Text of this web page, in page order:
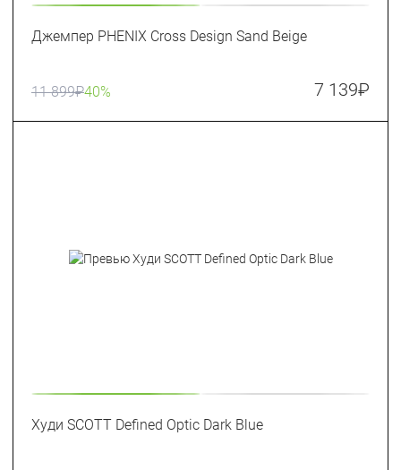
Джемпер PHENIX Cross Design Sand Beige
11 899₽40% 7 139₽
Худи SCOTT Defined Optic Dark Blue